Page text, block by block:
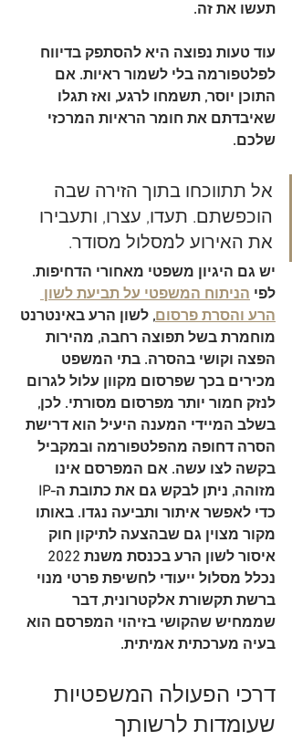
תעשו את זה.
עוד טעות נפוצה היא להסתפק בדיווח
לפלטפורמה בלי לשמור ראיות. אם
התוכן יוסר, תשמחו לרגע, ואז תגלו
שאיבדתם את חומר הראיות המרכזי
שלכם.
אל תתווכחו בתוך הזירה שבה
הוכפשתם. תעדו, עצרו, ותעבירו
את האירוע למסלול מסודר.
יש גם היגיון משפטי מאחורי הדחיפות.
לפי הניתוח המשפטי על תביעת לשון
הרע והסרת פרסום, לשון הרע באינטרנט
מוחמרת בשל תפוצה רחבה, מהירות
הפצה וקושי בהסרה. בתי המשפט
מכירים בכך שפרסום מקוון עלול לגרום
לנזק חמור יותר מפרסום מסורתי. לכן,
בשלב המיידי המענה היעיל הוא דרישת
הסרה דחופה מהפלטפורמה ובמקביל
בקשה לצו עשה. אם המפרסם אינו
כדי לאפשר איתור ותביעה נגדו. באותו
מקור מצוין גם שבהצעה לתיקון חוק
נכלל מסלול ייעודי לחשיפת פרטי מנוי
ברשת תקשורת אלקטרונית, דבר
שממחיש שהקושי בזיהוי המפרסם הוא
בעיה מערכתית אמיתית.
דרכי הפעולה המשפטיות
שעומדות לרשותך